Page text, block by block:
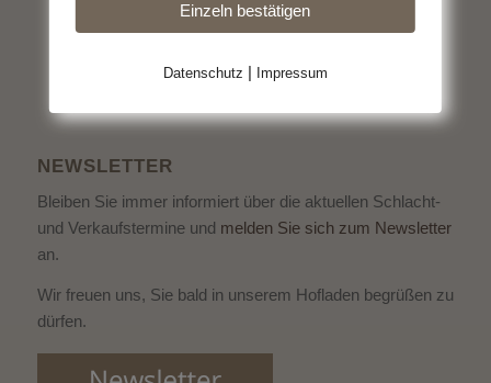
NEWSLETTER
Bleiben Sie immer informiert über die aktuellen Schlacht-
und Verkaufstermine und melden Sie sich zum Newsletter
an.
Wir freuen uns, Sie bald in unserem Hofladen begrüßen zu
dürfen.
Einzeln bestätigen
Datenschutz | Impressum